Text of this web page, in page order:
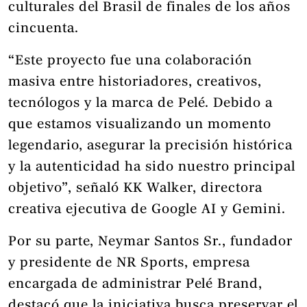
culturales del Brasil de finales de los años
cincuenta.
“Este proyecto fue una colaboración
masiva entre historiadores, creativos,
tecnólogos y la marca de Pelé. Debido a
que estamos visualizando un momento
legendario, asegurar la precisión histórica
y la autenticidad ha sido nuestro principal
objetivo”, señaló KK Walker, directora
creativa ejecutiva de Google AI y Gemini.
Por su parte, Neymar Santos Sr., fundador
y presidente de NR Sports, empresa
encargada de administrar Pelé Brand,